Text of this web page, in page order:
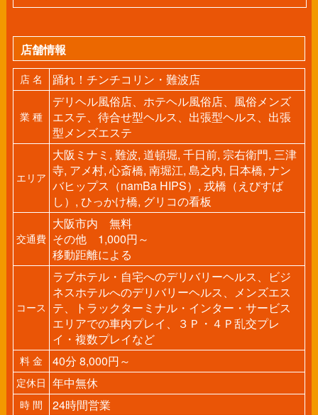
店舗情報
店 名 踊れ！チンチコリン・難波店
業 種
デリヘル風俗店、ホテヘル風俗店、風俗メンズ
エステ、待合せ型ヘルス、出張型ヘルス、出張
型メンズエステ
エリア
大阪ミナミ, 難波, 道頓堀, 千日前, 宗右衛門, 三津
寺, アメ村, 心斎橋, 南堀江, 島之内, 日本橋, ナン
バヒップス（namBa HIPS）, 戎橋（えびすば
し）, ひっかけ橋, グリコの看板
交通費
大阪市内 無料
その他 1,000円～
移動距離による
コース
ラブホテル・自宅へのデリバリーヘルス、ビジ
ネスホテルへのデリバリーヘルス、メンズエス
テ、トラックターミナル・インター・サービス
エリアでの車内プレイ、３Ｐ・４Ｐ乱交プレ
イ・複数プレイなど
料 金 40分 8,000円～
定休日 年中無休
時 間 24時間営業